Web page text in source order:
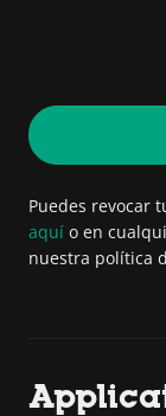
Puedes revocar
aquí o en
nuestra política